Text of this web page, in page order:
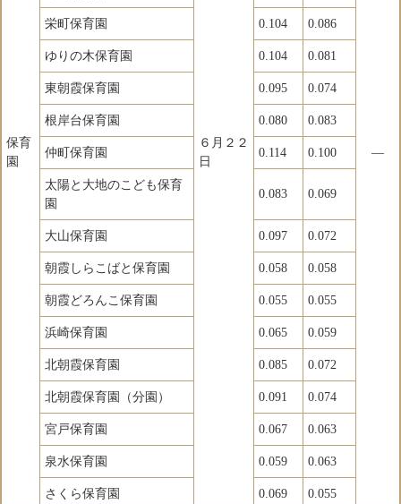
保育
園
６月２２
日
―
栄町保育園 0.104 0.086
ゆりの木保育園 0.104 0.081
東朝霞保育園 0.095 0.074
根岸台保育園 0.080 0.083
仲町保育園 0.114 0.100
太陽と大地のこども保育
園
0.083 0.069
大山保育園 0.097 0.072
朝霞しらこばと保育園 0.058 0.058
朝霞どろんこ保育園 0.055 0.055
浜崎保育園 0.065 0.059
北朝霞保育園 0.085 0.072
北朝霞保育園（分園） 0.091 0.074
宮戸保育園 0.067 0.063
泉水保育園 0.059 0.063
さくら保育園 0.069 0.055